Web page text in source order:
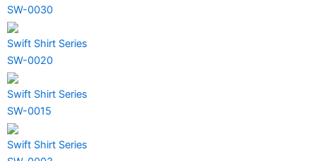
SW-0030
Swift Shirt Series
SW-0020
Swift Shirt Series
SW-0015
Swift Shirt Series